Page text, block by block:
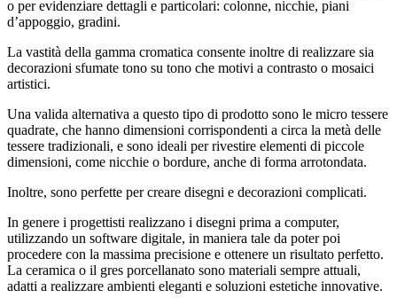
o per evidenziare dettagli e particolari: colonne, nicchie, piani
d’appoggio, gradini.
La vastità della gamma cromatica consente inoltre di realizzare sia
decorazioni sfumate tono su tono che motivi a contrasto o mosaici
artistici.
Una valida alternativa a questo tipo di prodotto sono le micro tessere
quadrate, che hanno dimensioni corrispondenti a circa la metà delle
tessere tradizionali, e sono ideali per rivestire elementi di piccole
dimensioni, come nicchie o bordure, anche di forma arrotondata.
Inoltre, sono perfette per creare disegni e decorazioni complicati.
In genere i progettisti realizzano i disegni prima a computer,
utilizzando un software digitale, in maniera tale da poter poi
procedere con la massima precisione e ottenere un risultato perfetto.
La ceramica o il gres porcellanato sono materiali sempre attuali,
adatti a realizzare ambienti eleganti e soluzioni estetiche innovative.